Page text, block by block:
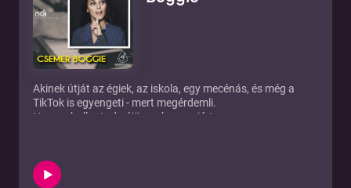
Akinek útját az égiek, az iskola, egy mecénás, és még a
TikTok is egyengeti - mert megérdemli.
Ha meghallgatod, rájössz, hogy miért.